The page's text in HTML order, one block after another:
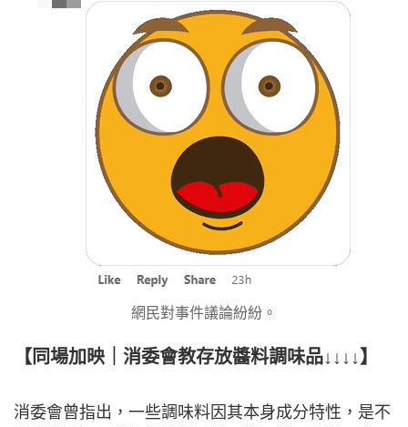
網民對事件議論紛紛。
【同場加映｜消委會教存放醬料調味品↓↓↓↓】
消委會曾指出，一些調味料因其本身成分特性，是不